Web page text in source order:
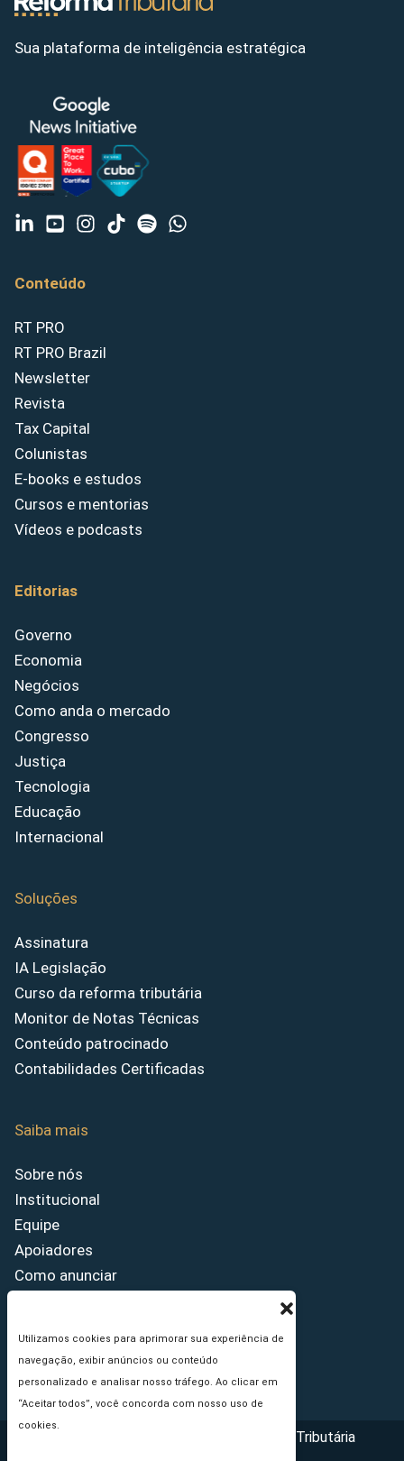
Utilizamos cookies para aprimorar sua experiência de
navegação, exibir anúncios ou conteúdo
personalizado e analisar nosso tráfego. Ao clicar em
“Aceitar todos”, você concorda com nosso uso de
cookies.
Sua plataforma de inteligência estratégica
Conteúdo
RT PRO
RT PRO Brazil
Newsletter
Revista
Tax Capital
Colunistas
E-books e estudos
Cursos e mentorias
Vídeos e podcasts
Editorias
Governo
Economia
Negócios
Como anda o mercado
Congresso
Justiça
Tecnologia
Educação
Internacional
Soluções
Assinatura
IA Legislação
Curso da reforma tributária
Monitor de Notas Técnicas
Conteúdo patrocinado
Contabilidades Certificadas
Saiba mais
Sobre nós
Institucional
Equipe
Apoiadores
Como anunciar
Princípios Editoriais
Copyright © 2026 - Portal da Reforma Tributária